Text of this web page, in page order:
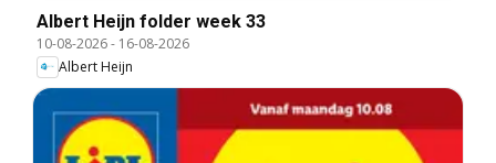
Albert Heijn folder week 33
10-08-2026- 16-08-2026
Albert Heijn